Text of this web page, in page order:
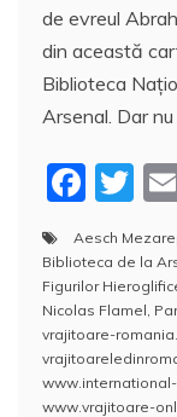
de evreul
din această
Biblioteca
Arsenal. Dar
F
c
e
b
o
T
itt
er
Aesch
Biblioteca de la
Figurilor
Nicolas Flamel
vrajitoare-
www.vrajitoare-